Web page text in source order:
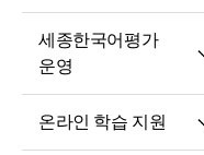
말하기 쓰기 대회
세종한국어평가
운영
온라인 학습 지원